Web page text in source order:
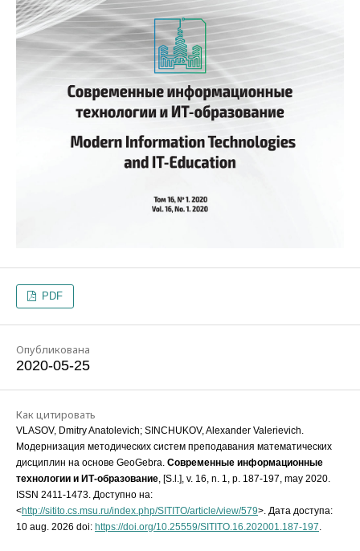
PDF
Опубликована
2020-05-25
Как цитировать
VLASOV, Dmitry Anatolevich; SINCHUKOV, Alexander Valerievich.
Модернизация методических систем преподавания математических
дисциплин на основе GeoGebra. Современные информационные
технологии и ИТ-образование, [S.l.], v. 16, n. 1, p. 187-197, may 2020.
ISSN 2411-1473. Доступно на:
<http://sitito.cs.msu.ru/index.php/SITITO/article/view/579>. Дата доступа:
10 aug. 2026 doi: https://doi.org/10.25559/SITITO.16.202001.187-197.